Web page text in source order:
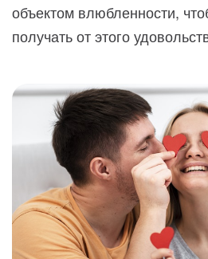
объектом влюбленности,
получать от этого